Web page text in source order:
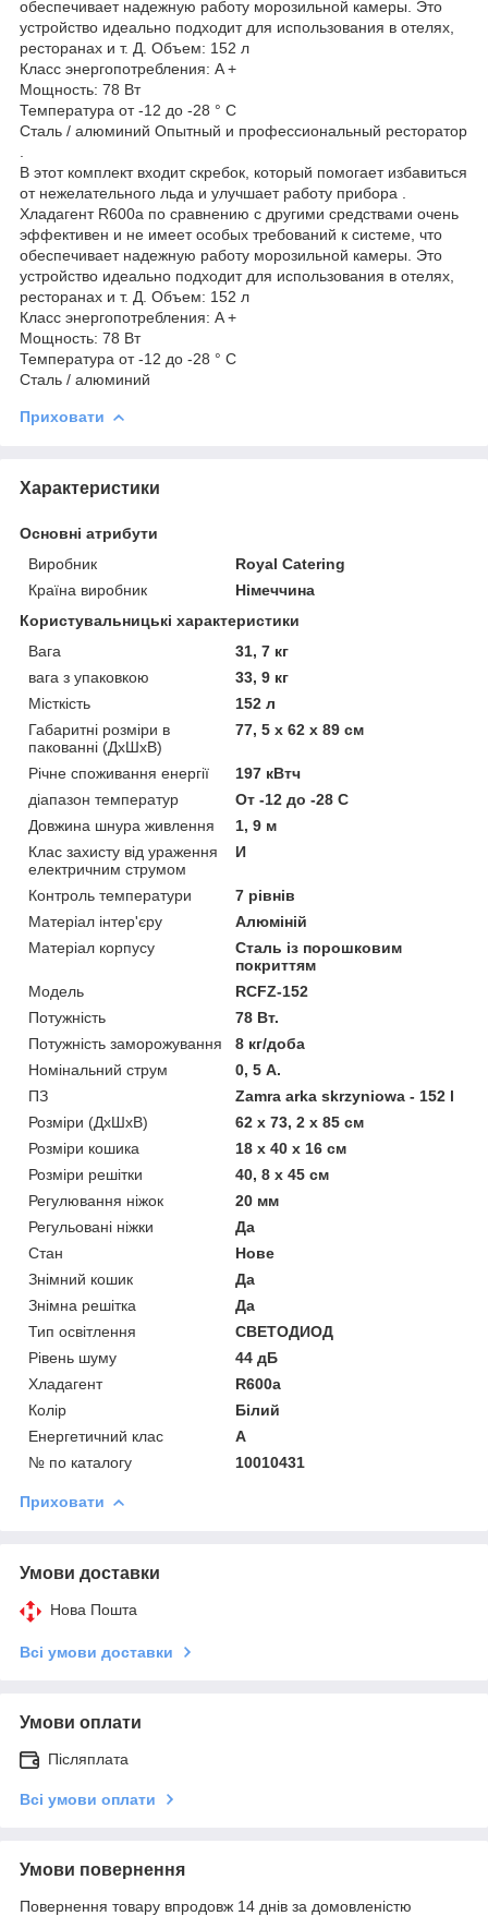
обеспечивает надежную работу морозильной камеры. Это
устройство идеально подходит для использования в отелях,
ресторанах и т. Д. Объем: 152 л
Класс энергопотребления: A +
Мощность: 78 Вт
Температура от -12 до -28 ° C
Сталь / алюминий Опытный и профессиональный ресторатор
В этот комплект входит скребок, который помогает избавиться
от нежелательного льда и улучшает работу прибора .
Хладагент R600a по сравнению с другими средствами очень
эффективен и не имеет особых требований к системе, что
обеспечивает надежную работу морозильной камеры. Это
устройство идеально подходит для использования в отелях,
ресторанах и т. Д. Объем: 152 л
Класс энергопотребления: A +
Мощность: 78 Вт
Температура от -12 до -28 ° C
Сталь / алюминий
Приховати
Характеристики
Основні атрибути
Виробник
Royal Catering
Країна виробник
Німеччина
Користувальницькі характеристики
Вага
31, 7 кг
вага з упаковкою
33, 9 кг
Місткість
152 л
Габаритні розміри в
пакованні (ДхШхВ)
77, 5 х 62 х 89 см
Річне споживання енергії
197 кВтч
діапазон температур
От -12 до -28 C
Довжина шнура живлення
1, 9 м
Клас захисту від ураження
електричним струмом
И
Контроль температури
7 рівнів
Матеріал інтер'єру
Алюміній
Матеріал корпусу
Сталь із порошковим
покриттям
Мoдель
RCFZ-152
Потужність
78 Вт.
Потужність заморожування
8 кг/доба
Номінальний струм
0, 5 А.
ПЗ
Zamra arka skrzyniowa - 152 l
Розміри (ДхШхВ)
62 х 73, 2 х 85 см
Розміри кошика
18 х 40 х 16 см
Розміри решітки
40, 8 x 45 см
Регулювання ніжок
20 мм
Регульовані ніжки
Да
Стан
Нове
Знімний кошик
Да
Знімна решітка
Да
Тип освітлення
СВЕТОДИОД
Рівень шуму
44 дБ
Хладагент
R600a
Колір
Білий
Енергетичний клас
А
№ по каталогу
10010431
Приховати
Умови доставки
Нова Пошта
Всі умови доставки
Умови оплати
Післяплата
Всі умови оплати
Умови повернення
Повернення товару впродовж 14 днів за домовленістю